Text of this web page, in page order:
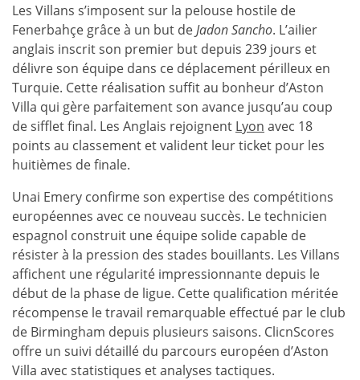
Les Villans s’imposent sur la pelouse hostile de
Fenerbahçe grâce à un but deJadon Sancho. L’ailier
anglais inscrit son premier but depuis 239 jours et
délivre son équipe dans ce déplacement périlleux en
Turquie. Cette réalisation suffit au bonheur d’Aston
Villa qui gère parfaitement son avance jusqu’au coup
de sifflet final. Les Anglais rejoignent Lyon avec 18
points au classement et valident leur ticket pour les
huitièmes de finale.
Unai Emery confirme son expertise des compétitions
européennes avec ce nouveau succès. Le technicien
espagnol construit une équipe solide capable de
résister à la pression des stades bouillants. Les Villans
affichent une régularité impressionnante depuis le
début de la phase de ligue. Cette qualification méritée
récompense le travail remarquable effectué par le club
de Birmingham depuis plusieurs saisons. ClicnScores
offre un suivi détaillé du parcours européen d’Aston
Villa avec statistiques et analyses tactiques.